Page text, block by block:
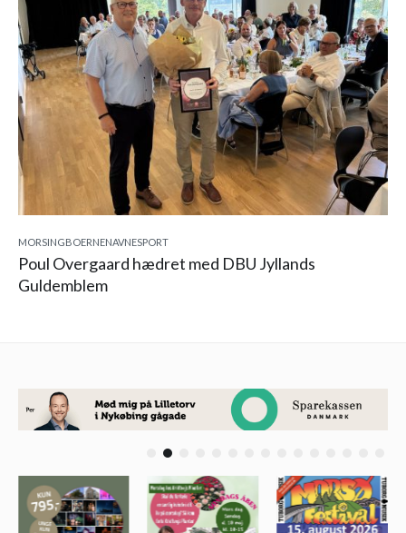
MORSINGBOERNENAVNESPORT
Poul Overgaard hædret med DBU Jyllands
Guldemblem